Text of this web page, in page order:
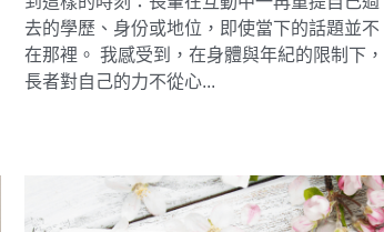
去的學歷、身份或地位，即使當下的話題並不
在那裡。 我感受到，在身體與年紀的限制下，
長者對自己的力不從心...